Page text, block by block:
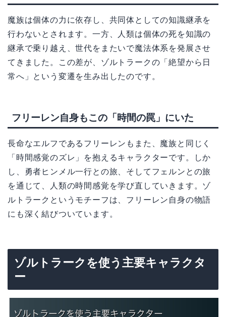
魔族は個体の力に依存し、共同体としての知識継承を
行わないとされます。一方、人類は個体の死を知識の
継承で乗り越え、世代をまたいで魔法体系を発展させ
てきました。この差が、ゾルトラークの「絶望から日
常へ」という変遷を生み出したのです。
フリーレン自身もこの「時間の罠」にいた
長命なエルフであるフリーレンもまた、魔族と同じく
「時間感覚のズレ」を抱えるキャラクターです。しか
し、勇者ヒンメル一行との旅、そしてフェルンとの旅
を通じて、人類の時間感覚を学び直していきます。ゾ
ルトラークというモチーフは、フリーレン自身の物語
にも深く結びついています。
ゾルトラークを使う主要キャラクタ
ー